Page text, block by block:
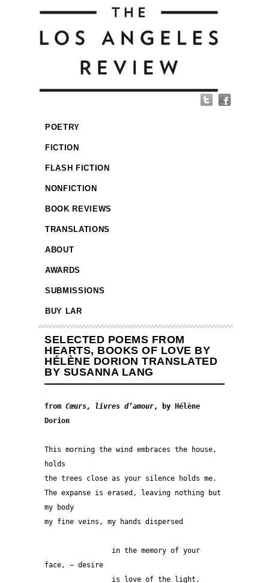
POETRY
FICTION
FLASH FICTION
NONFICTION
BOOK REVIEWS
TRANSLATIONS
ABOUT
AWARDS
SUBMISSIONS
BUY LAR
SELECTED POEMS FROM
HEARTS, BOOKS OF LOVE BY
HÉLÈNE DORION TRANSLATED
BY SUSANNA LANG
from Cœurs, livres d’amour, by Hélène
Dorion
This morning the wind embraces the house,
holds
the trees close as your silence holds me.
The expanse is erased, leaving nothing but
my body
my fine veins, my hands dispersed
face, − desire
		is love of the light.